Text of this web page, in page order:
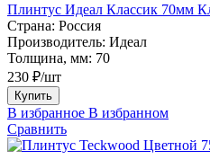
Плинтус Идеал Классик 70мм
Страна: Россия
Производитель: Идеал
Толщина, мм: 70
230 ₽/шт
Купить
В избранное В избранном
Сравнить